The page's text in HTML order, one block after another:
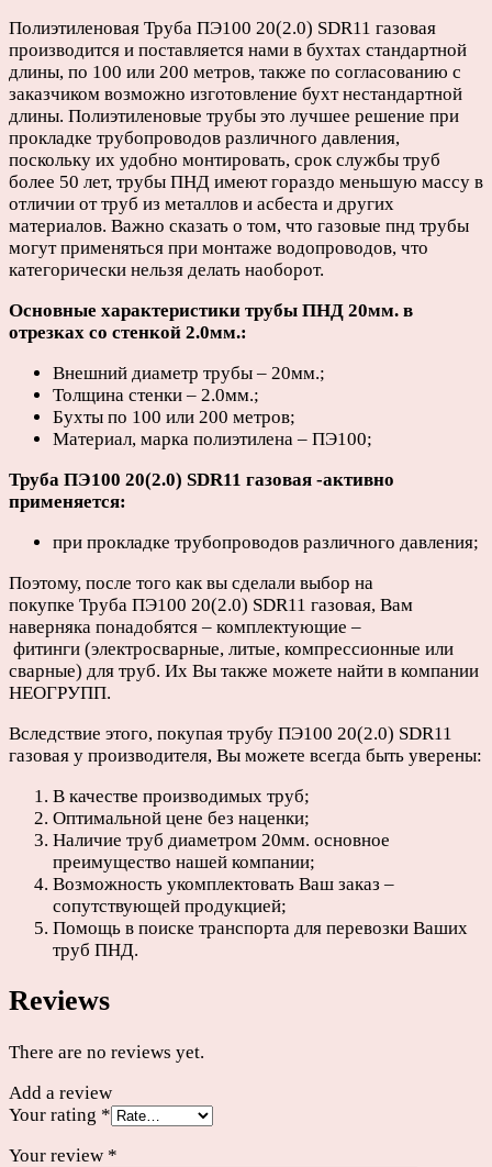
или
13м)
quantity
Полиэтиленовая Труба ПЭ100 20(2.0) SDR11 газовая
производится и поставляется нами в бухтах стандартной
длины, по 100 или 200 метров, также по согласованию с
заказчиком возможно изготовление бухт нестандартной
длины. Полиэтиленовые трубы это лучшее решение при
прокладке трубопроводов различного давления,
поскольку их удобно монтировать, срок службы труб
более 50 лет, трубы ПНД имеют гораздо меньшую массу в
отличии от труб из металлов и асбеста и других
материалов. Важно сказать о том, что газовые пнд трубы
могут применяться при монтаже водопроводов, что
категорически нельзя делать наоборот.
Основные характеристики трубы ПНД 20мм. в
отрезках со стенкой 2.0мм.:
Внешний диаметр трубы – 20мм.;
Толщина стенки – 2.0мм.;
Бухты по 100 или 200 метров;
Материал, марка полиэтилена – ПЭ100;
Труба ПЭ100 20(2.0) SDR11 газовая -активно
применяется:
при прокладке трубопроводов различного давления;
Поэтому, после того как вы сделали выбор на
покупке Труба ПЭ100 20(2.0) SDR11 газовая, Вам
наверняка понадобятся – комплектующие –
фитинги (электросварные, литые, компрессионные или
сварные) для труб. Их Вы также можете найти в компании
НЕОГРУПП.
Вследствие этого, покупая трубу ПЭ100 20(2.0) SDR11
газовая у производителя, Вы можете всегда быть уверены:
В качестве производимых труб;
Оптимальной цене без наценки;
Наличие труб диаметром 20мм. основное
преимущество нашей компании;
Возможность укомплектовать Ваш заказ –
сопутствующей продукцией;
Помощь в поиске транспорта для перевозки Ваших
труб ПНД.
Reviews
There are no reviews yet.
Add a review
Your rating *
Your review *